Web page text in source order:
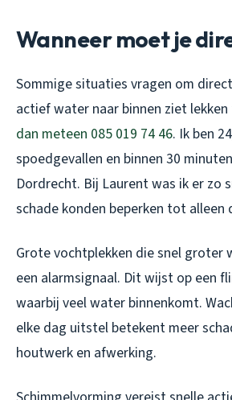
Wanneer moet je
Sommige situaties vragen om
actief water naar binnen ziet
dan meteen 085 019 74 46. Ik ben
spoedgevallen en binnen 30
Dordrecht. Bij Laurent was ik er zo
schade konden beperken tot alleen
Grote vochtplekken die snel groter
een alarmsignaal. Dit wijst op een
waarbij veel water binnenkomt.
elke dag uitstel betekent meer
houtwerk en afwerking.